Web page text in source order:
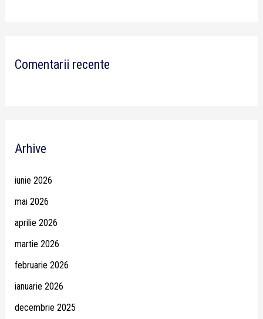
Comentarii recente
Arhive
iunie 2026
mai 2026
aprilie 2026
martie 2026
februarie 2026
ianuarie 2026
decembrie 2025